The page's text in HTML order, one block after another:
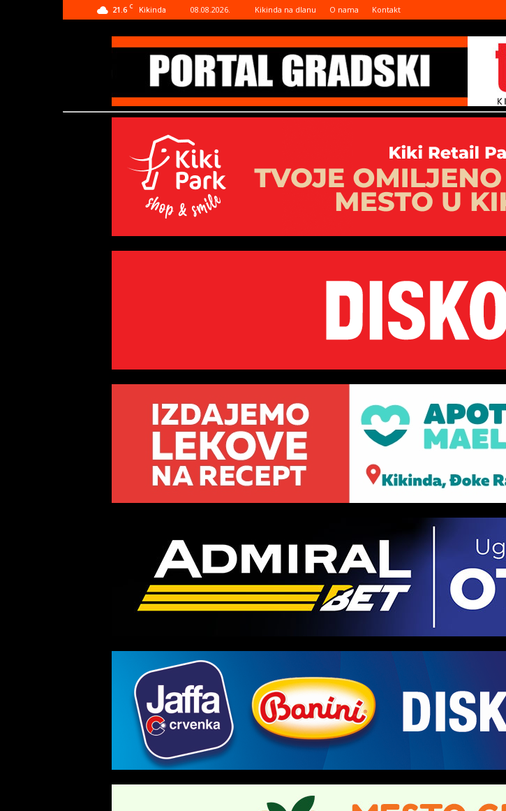
21.6 C Kikinda 08.08.2026. Kikinda na dlanu O nama Kontakt